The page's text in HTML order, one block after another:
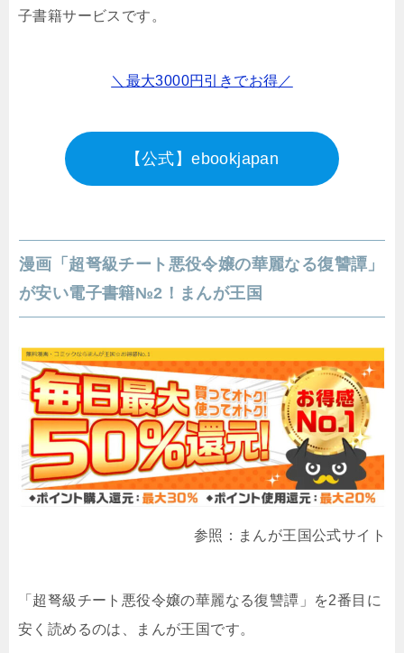
子書籍サービスです。
＼最大3000円引きでお得／
【公式】ebookjapan
漫画「超弩級チート悪役令嬢の華麗なる復讐譚」
が安い電子書籍№2！まんが王国
参照：まんが王国公式サイト
「超弩級チート悪役令嬢の華麗なる復讐譚」を2番目に
安く読めるのは、まんが王国です。